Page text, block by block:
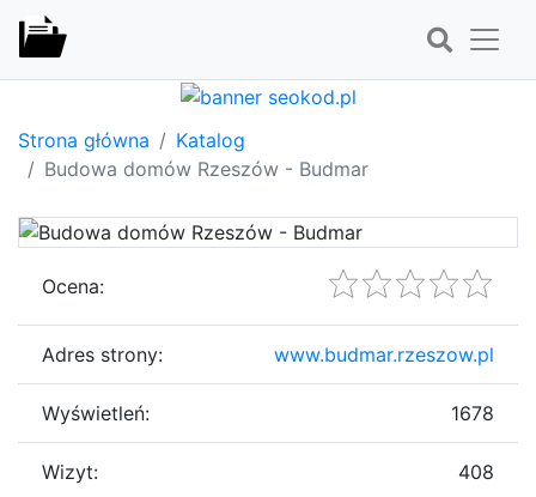
Strona główna
Katalog
Budowa domów Rzeszów - Budmar
Ocena:
Adres strony: www.budmar.rzeszow.pl
Wyświetleń: 1678
Wizyt: 408